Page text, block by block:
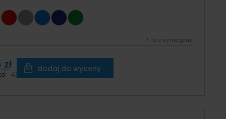
Pole wymagane
430,19 zł
dodaj do wyceny